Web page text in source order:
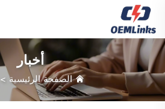
أخبار
الصفحة الرئيسية>